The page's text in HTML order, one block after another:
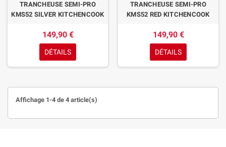
TRANCHEUSE SEMI-PRO
KMS52 SILVER KITCHENCOOK
149,90 €
DÉTAILS
TRANCHEUSE SEMI-PRO
KMS52 RED KITCHENCOOK
149,90 €
DÉTAILS
Affichage 1-4 de 4 article(s)